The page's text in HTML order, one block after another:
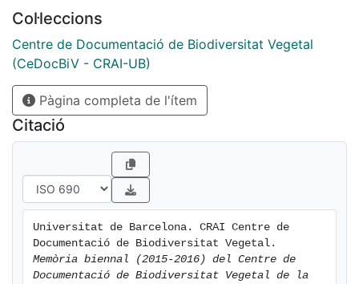
Col·leccions
Centre de Documentació de Biodiversitat Vegetal
(CeDocBiV - CRAI-UB)
Pàgina completa de l'ítem
Citació
Universitat de Barcelona. CRAI Centre de
Memòria biennal (2015-2016) del Centre de
Documentació de Biodiversitat Vegetal de la